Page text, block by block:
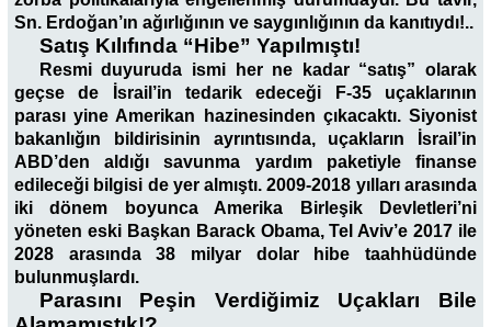
Sn. Erdoğan’ın ağırlığının ve saygınlığının da kanıtıydı!..
Satış Kılıfında “Hibe” Yapılmıştı!
Resmi duyuruda ismi her ne kadar “satış” olarak
geçse de İsrail’in tedarik edeceği F-35 uçaklarının
parası yine Amerikan hazinesinden çıkacaktı. Siyonist
bakanlığın bildirisinin ayrıntısında, uçakların İsrail’in
ABD’den aldığı savunma yardım paketiyle finanse
edileceği bilgisi de yer almıştı. 2009-2018 yılları arasında
iki dönem boyunca Amerika Birleşik Devletleri’ni
yöneten eski Başkan Barack Obama, Tel Aviv’e 2017 ile
2028 arasında 38 milyar dolar hibe taahhüdünde
bulunmuşlardı.
Parasını Peşin Verdiğimiz Uçakları Bile